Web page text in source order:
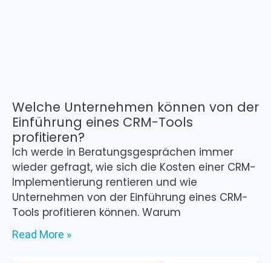
Welche Unternehmen können von der
Einführung eines CRM-Tools
profitieren?
Ich werde in Beratungsgesprächen immer
wieder gefragt, wie sich die Kosten einer CRM-
Implementierung rentieren und wie
Unternehmen von der Einführung eines CRM-
Tools profitieren können. Warum
Read More »